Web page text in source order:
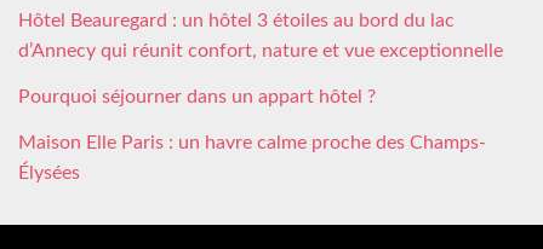
Hôtel Beauregard : un hôtel 3 étoiles au bord du lac
d’Annecy qui réunit confort, nature et vue exceptionnelle
Pourquoi séjourner dans un appart hôtel ?
Maison Elle Paris : un havre calme proche des Champs-
Élysées